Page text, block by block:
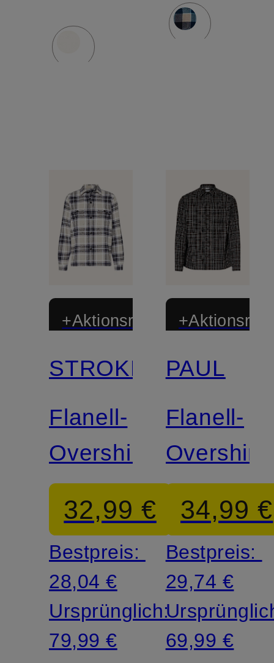
+Aktionsrabatt
STROKESMAN'S
Flanell-
Overshirt
32,99 €
Bestpreis:
28,04 €
Ursprünglich:
79,99 €
PAUL
Flanell-
Overshirt
34,99 €
Bestpreis:
29,74 €
69,99 €